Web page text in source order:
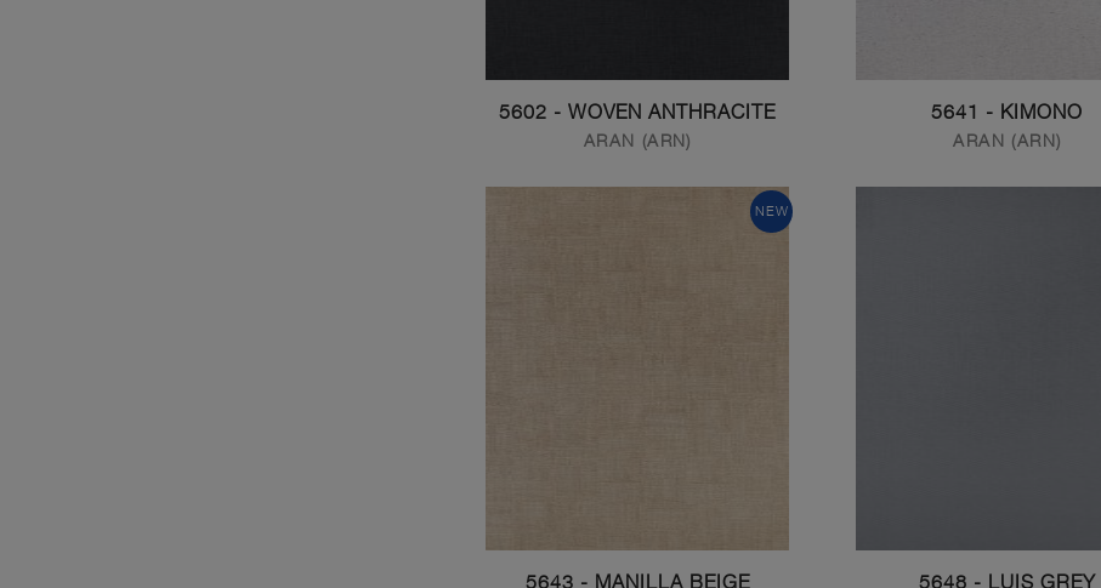
5602 - WOVEN ANTHRACITE
ARAN (ARN)
5641 - KIMONO
ARAN (ARN)
NEW
5643 - MANILLA BEIGE 5648 - LUIS GREY